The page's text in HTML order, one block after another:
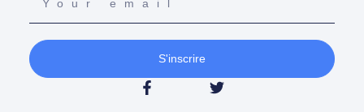
S'inscrire